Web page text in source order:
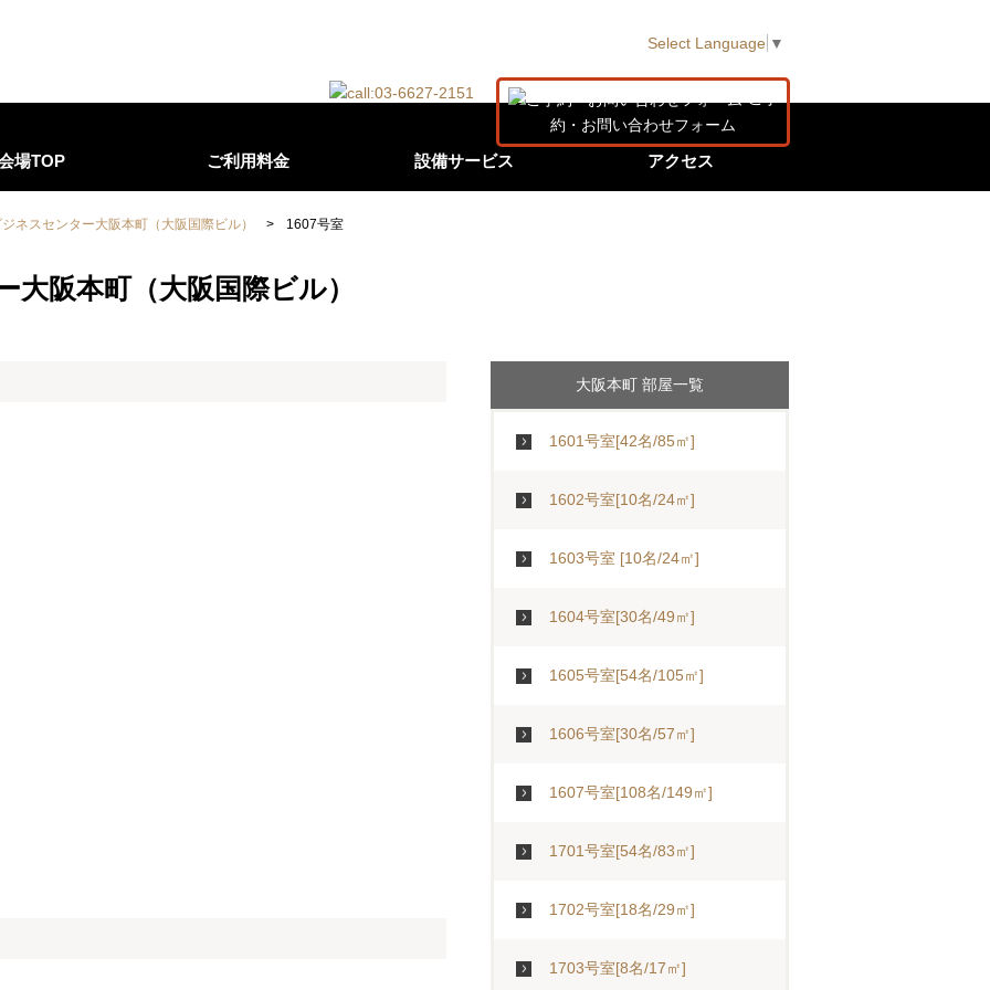
Select Language ▼
約・お問い合わせフォーム
場TOP ご利用料金 設備サービス アクセス
ネスセンター大阪本町（大阪国際ビル） > 1607号室
阪本町（大阪国際ビル）
大阪本町 部屋一覧
1601号室[42名/85㎡]
1602号室[10名/24㎡]
1603号室 [10名/24㎡]
1604号室[30名/49㎡]
1605号室[54名/105㎡]
1606号室[30名/57㎡]
1607号室[108名/149㎡]
1701号室[54名/83㎡]
1702号室[18名/29㎡]
1703号室[8名/17㎡]